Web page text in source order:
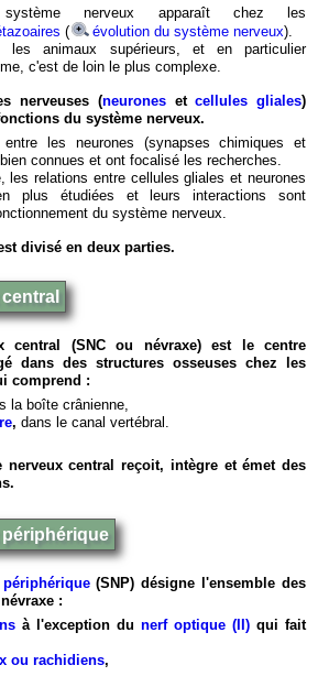
nerveux apparaît chez les
( évolution du système nerveux).
les animaux supérieurs, et en particulier
c'est de loin le plus complexe.
nerveuses (neuronesetcellules gliales)
du système nerveux.
entre les neurones (synapses chimiques et
connues et ont focalisé les recherches.
les relations entre cellules gliales et neurones
plus étudiées et leurs interactions sont
du système nerveux.
divisé en deux parties.
central (SNC ou névraxe) est le centre
dans des structures osseuses chez les
comprend :
la boîte crânienne,
, dans le canal vertébral.
nerveux central reçoit, intègre et émet des
(SNP) désigne l'ensemble des
:
à l'exception du nerf optique (II) qui fait
ou rachidiens,